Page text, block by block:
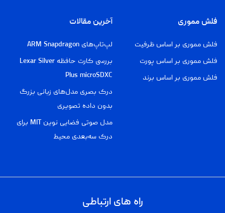
فلش مموری
فلش مموری بر اساس ظرفیت
فلش مموری بر اساس پورت
فلش مموری بر اساس برند
آخرین مقالات
لپ‌تاپ‌های ARM Snapdragon
بررسی کارت حافظه Lexar Silver
Plus microSDXC
درک بصری مدل‌های زبانی بزرگ
بدون داده تصویری
مدل صوتی فضایی نوین MIT برای
درک سه‌بعدی محیط
راه های ارتباطی